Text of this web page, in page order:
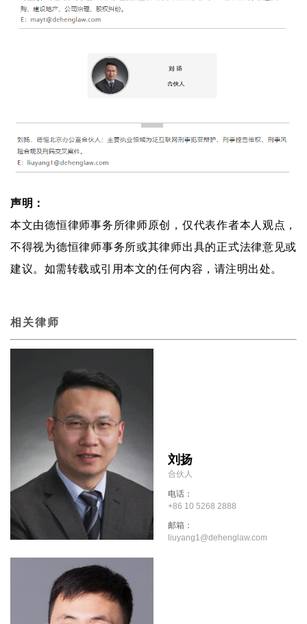
声明：
本文由德恒律师事务所律师原创，仅代表作者本人观点，
不得视为德恒律师事务所或其律师出具的正式法律意见或
建议。如需转载或引用本文的任何内容，请注明出处。
相关律师
刘扬
合伙人
电话：
+86 10 5268 2888
邮箱：
liuyang1@dehenglaw.com